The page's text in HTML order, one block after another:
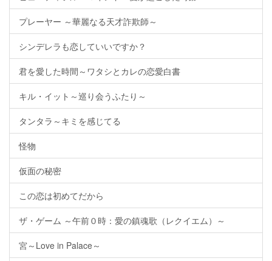
プレーヤー ～華麗なる天才詐欺師～
シンデレラも恋していいですか？
君を愛した時間～ワタシとカレの恋愛白書
キル・イット～巡り会うふたり～
タンタラ～キミを感じてる
怪物
仮面の秘密
この恋は初めてだから
ザ・ゲーム ～午前０時：愛の鎮魂歌（レクイエム）～
宮～Love in Palace～